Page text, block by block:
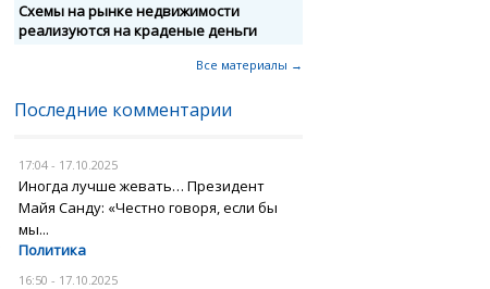
Схемы на рынке недвижимости
реализуются на краденые деньги
Все материалы →
Последние комментарии
17:04 - 17.10.2025
Иногда лучше жевать… Президент
Майя Санду: «Честно говоря, если бы
мы...
Политика
16:50 - 17.10.2025